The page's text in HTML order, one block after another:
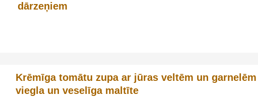
dārzeņiem
Krēmīga tomātu zupa ar jūras veltēm un garnelēm
viegla un veselīga maltīte